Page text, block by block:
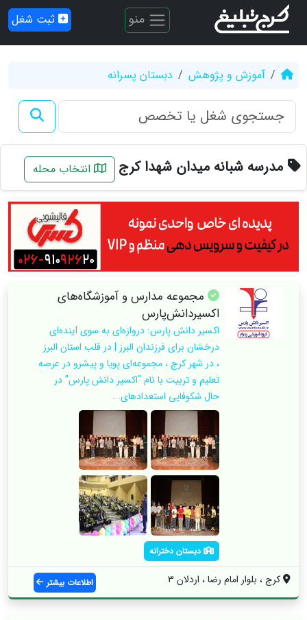
منو ثبت شغل
آموزش و پژوهش دبستان پسرانه
مدرسه شبانه میدان شهدا کرج انتخاب محله
مجموعه مدارس و آموزشگاه‌های
اکسیر‌دانش‌پارس
اکسیر دانش پارس: دروازه‌ای به سوی آینده‌ای
درخشان برای فرزندان البرز | در قلب استان البرز
، در شهر کرج ، مجموعه‌ای پویا و پیشرو در عرصه
تعلیم و تربیت با نام “اکسیر دانش پارس” در
حال شکوفایی استعدادهای...
دبستان دخترانه
کرج ، بلوار امام رضا ، اردلان 3 اطلاعات بیشتر